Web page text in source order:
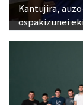
Kantujira,
ospakizunei